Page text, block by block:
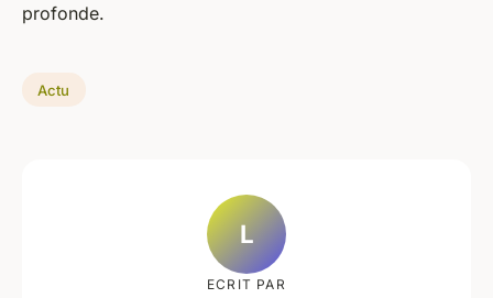
profonde.
Actu
L
ECRIT PAR